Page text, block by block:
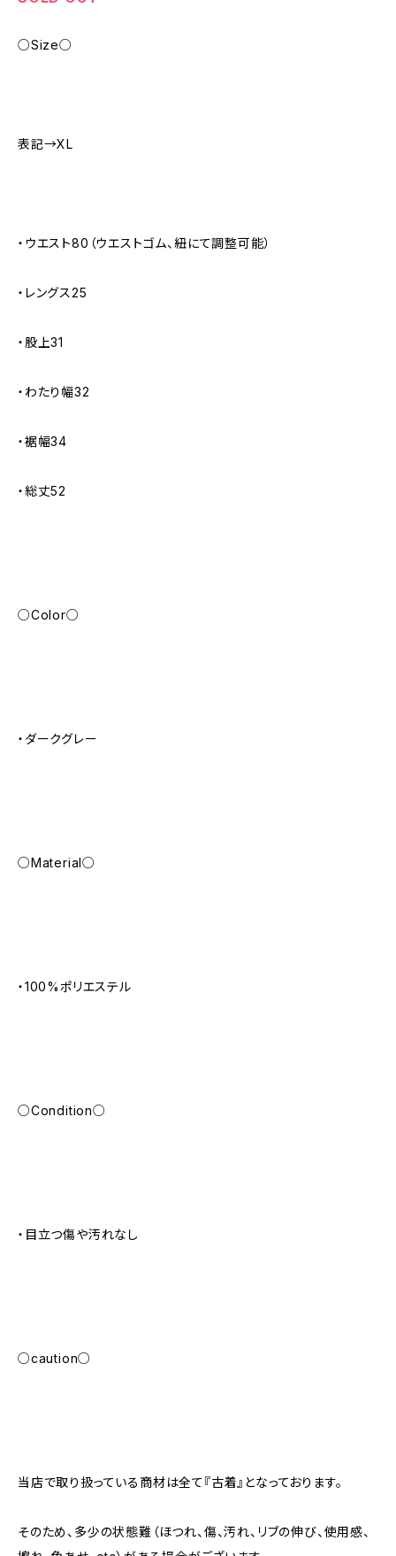
○Size○
表記→XL
・ウエスト80（ウエストゴム、紐にて調整可能）
・レングス25
・股上31
・わたり幅32
・裾幅34
・総丈52
○Color○
・ダークグレー
○Material○
・100%ポリエステル
○Condition○
・目立つ傷や汚れなし
○caution○
当店で取り扱っている商材は全て『古着』となっております。
そのため、多少の状態難（ほつれ、傷、汚れ、リブの伸び、使用感、